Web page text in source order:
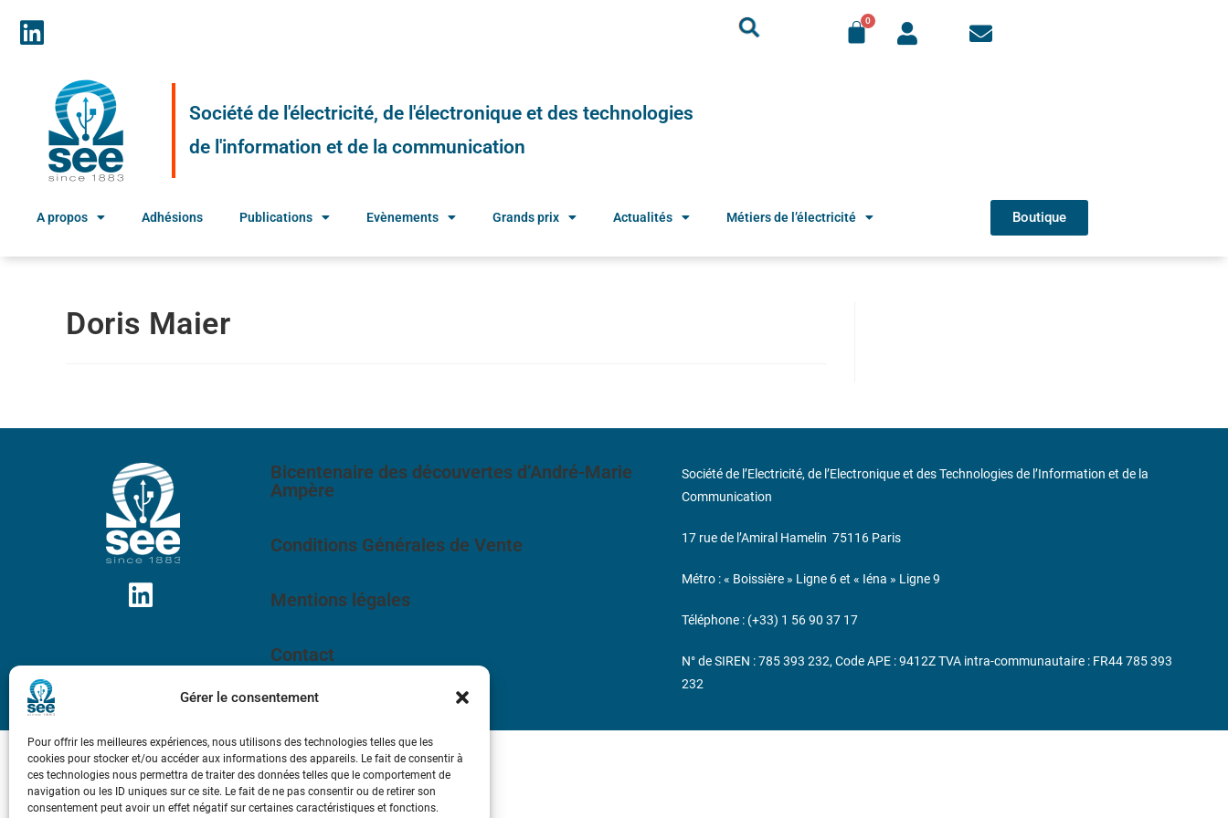
Gérer le consentement
Pour offrir les meilleures expériences, nous utilisons des technologies telles que les
cookies pour stocker et/ou accéder aux informations des appareils. Le fait de consentir à
ces technologies nous permettra de traiter des données telles que le comportement de
navigation ou les ID uniques sur ce site. Le fait de ne pas consentir ou de retirer son
consentement peut avoir un effet négatif sur certaines caractéristiques et fonctions.
Société de l'électricité, de l'électronique et des technologies
de l'information et de la communication
A propos Adhésions Publications Evènements Grands prix Actualités Métiers de l’électricité Boutique
Doris Maier
Bicentenaire des découvertes d’André-Marie
Ampère
Conditions Générales de Vente
Mentions légales
Contact
Société de l’Electricité, de l’Electronique et des Technologies de l’Information et de la
Communication
17 rue de l’Amiral Hamelin 75116 Paris
Métro : « Boissière » Ligne 6 et « Iéna » Ligne 9
Téléphone : (+33) 1 56 90 37 17
N° de SIREN : 785 393 232, Code APE : 9412Z TVA intra-communautaire : FR44 785 393
232